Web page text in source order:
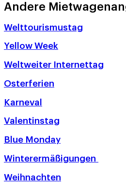
Andere
Welttourismustag
Yellow Week
Weltweiter Internettag
Osterferien
Karneval
Valentinstag
Blue Monday
Winterermäßigungen
Weihnachten